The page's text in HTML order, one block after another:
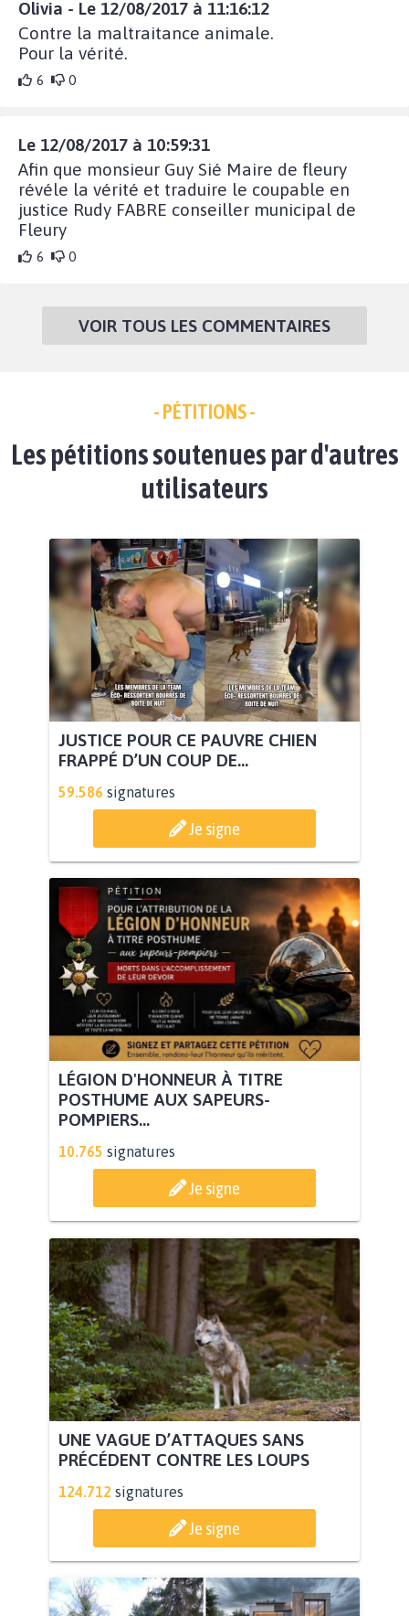
Olivia - Le 12/08/2017 à 11:16:12
Contre la maltraitance animale.
Pour la vérité.
6 0
Le 12/08/2017 à 10:59:31
Afin que monsieur Guy Sié Maire de fleury
révéle la vérité et traduire le coupable en
justice Rudy FABRE conseiller municipal de
Fleury
6 0
VOIR TOUS LES COMMENTAIRES
- PÉTITIONS -
Les pétitions soutenues par d'autres
utilisateurs
JUSTICE POUR CE PAUVRE CHIEN
FRAPPÉ D’UN COUP DE...
59.586 signatures
Je signe
LÉGION D'HONNEUR À TITRE
POSTHUME AUX SAPEURS-
POMPIERS...
10.765 signatures
Je signe
UNE VAGUE D’ATTAQUES SANS
PRÉCÉDENT CONTRE LES LOUPS
124.712 signatures
Je signe